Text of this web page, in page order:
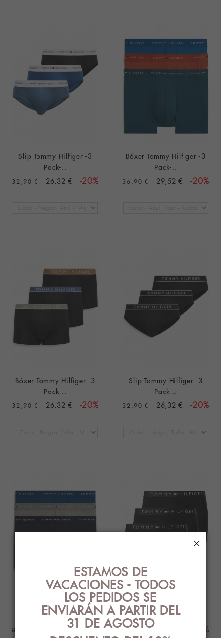
Slip Tommy Hilfiger -3
Pack-..
32,90 € 26,32 € -20%
Bóxer Tommy Hilfiger -3
Pack-..
36,90 € 29,52 € -20%
Bóxer Tommy Hilfiger -3
Pack-..
32,90 € 26,32 € -20%
Slip Tommy Hilfiger -3
Pack-..
32,90 € 26,32 € -20%
Bóxer Tommy Hilfiger -3
Pack-..
36,90 € 29,52 € -20%
Bóxer Tommy Hilfiger -3
Pack-..
36,90 € -20%
ESTAMOS DE
VACACIONES - TODOS
LOS PEDIDOS SE
ENVIARÁN A PARTIR DEL
31 DE AGOSTO
×